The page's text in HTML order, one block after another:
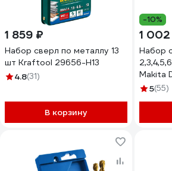
1 859 ₽
Набор сверл по металлу 13
шт Kraftool 29656-H13
4.8(31)
В корзину
-10%
1
Набор
Makita
5(55)